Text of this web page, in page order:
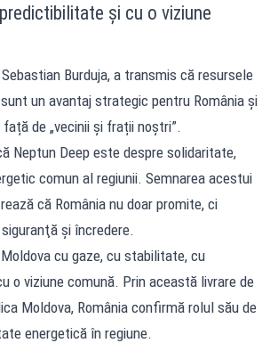
şi cu o viziune
Burduja, a transmis că resursele
un avantaj strategic pentru România și
de „vecinii și frații noștri”.
Neptun Deep este despre solidaritate,
comun al regiunii. Semnarea acestui
că România nu doar promite, ci
şi încredere.
cu gaze, cu stabilitate, cu
o viziune comună. Prin această livrare de
Moldova, România confirmă rolul său de
energetică în regiune.